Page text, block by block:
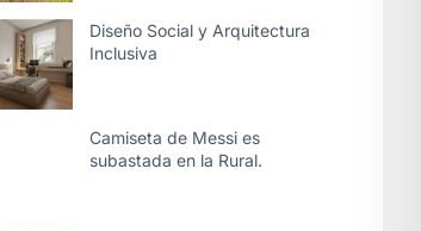
Diseño Social y Arquitectura
Inclusiva
Camiseta de Messi es
subastada en la Rural.